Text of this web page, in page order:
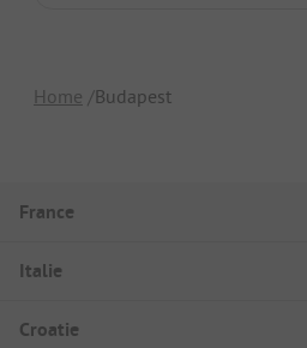
Home Budapest
France
Italie
Croatie